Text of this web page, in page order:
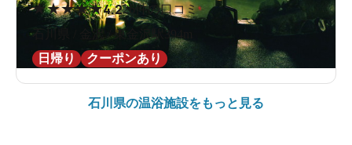
★★★★★4.226件の口コミ
石川県 / 金沢 / 東金沢駅394m
日帰り
クーポンあり
石川県の温浴施設をもっと見る